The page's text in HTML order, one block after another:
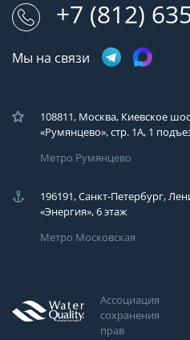
+7 (812)
Мы на связи
108811, Москва, Киевское
«Румянцево», стр. 1А, 1
Метро Румянцево
196191, Санкт-Петербург,
«Энергия», 6 этаж
Метро Московская
Ассоциация
сохранения
прав